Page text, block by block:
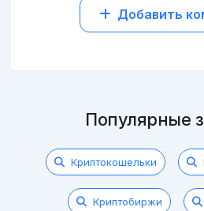
Добавить
Популярные
Криптокошельки
Криптобиржи